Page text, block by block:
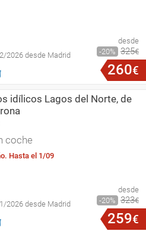
2026 desde Madrid
desde
20
325€
260€
idílicos Lagos del Norte, de
coche
Hasta el 1/09
2026 desde Madrid
desde
20
323€
259€